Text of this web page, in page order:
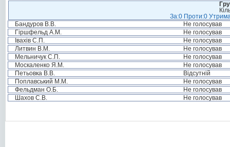
За:0 Проти:0
Бандуров В.В.
Не голосував
Гіршфельд А.М.
Не голосував
Івахів С.П.
Не голосував
Литвин В.М.
Не голосував
Мельничук С.П.
Не голосував
Москаленко Я.М.
Не голосував
Петьовка В.В.
Відсутній
Поплавський М.М.
Не голосував
Фельдман О.Б.
Не голосував
Шахов С.В.
Не голосував